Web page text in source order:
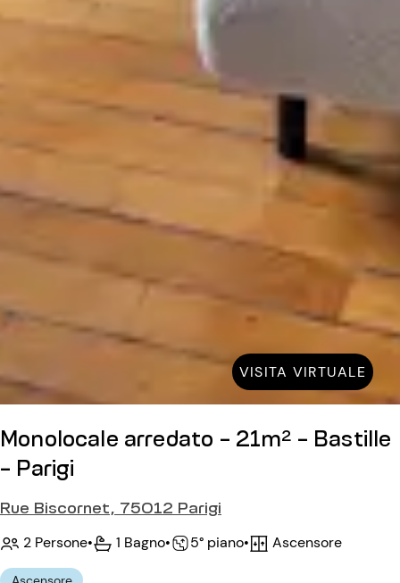
VISITA VIRTUALE
Monolocale arredato - 21m² - Bastille
- Parigi
Rue Biscornet, 75012 Parigi
2 Persone• 1 Bagno• 5° piano• Ascensore